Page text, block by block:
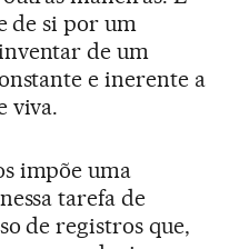
de si por um
de um
e inerente a
viva.
impõe uma
tarefa de
de registros que,